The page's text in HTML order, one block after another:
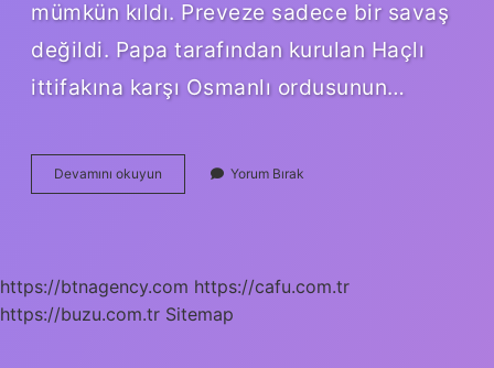
mümkün kıldı. Preveze sadece bir savaş
değildi. Papa tarafından kurulan Haçlı
ittifakına karşı Osmanlı ordusunun…
Devamını okuyun
Savaştan
Haline
Gelmiştir
Yorum Bırak
https://btnagency.com https://cafu.com.tr
https://buzu.com.tr Sitemap